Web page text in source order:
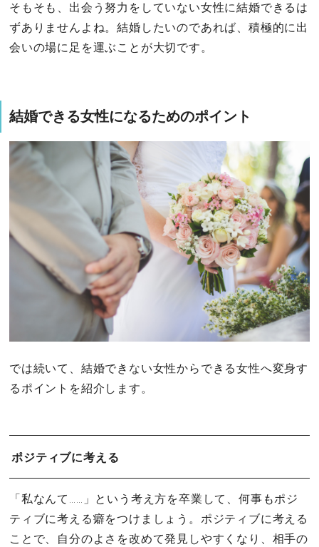
そもそも、出会う努力をしていない女性に結婚できるは
ずありませんよね。結婚したいのであれば、積極的に出
会いの場に足を運ぶことが大切です。
結婚できる女性になるためのポイント
では続いて、結婚できない女性からできる女性へ変身す
るポイントを紹介します。
ポジティブに考える
「私なんて……」という考え方を卒業して、何事もポジ
ティブに考える癖をつけましょう。ポジティブに考える
ことで、自分のよさを改めて発見しやすくなり、相手の